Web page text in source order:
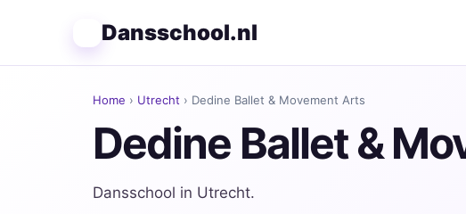
Dansschool.nl
Home › Utrecht › Dedine Ballet & Movement Arts
Dedine Ballet &
Dansschool in Utrecht.